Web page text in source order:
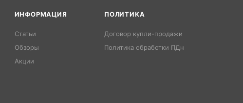
ИНФОРМАЦИЯ
Статьи
Обзоры
Акции
ПОЛИТИКА
Договор купли-продажи
Политика обработки ПДн